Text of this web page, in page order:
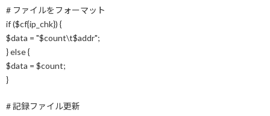
# ファイルをフォーマット
if ($cf{ip_chk}) {
$data = "$count\t$addr";
} else {
$data = $count;
}
# 記録ファイル更新